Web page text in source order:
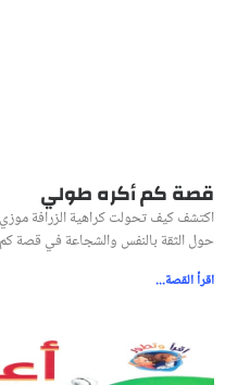
قصة كم أكره طولي
اكتشف كيف تحولت كراهية الزرافة
حول الثقة بالنفس والشجاعة في قصة
اقرأ القصة...